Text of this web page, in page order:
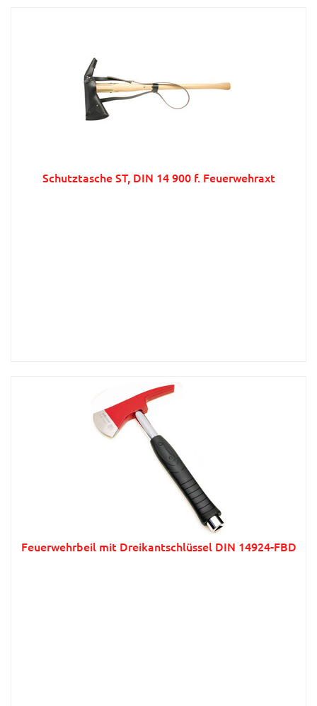
Schutztasche ST, DIN 14 900 f. Feuerwehraxt
Feuerwehrbeil mit Dreikantschlüssel DIN 14924-FBD